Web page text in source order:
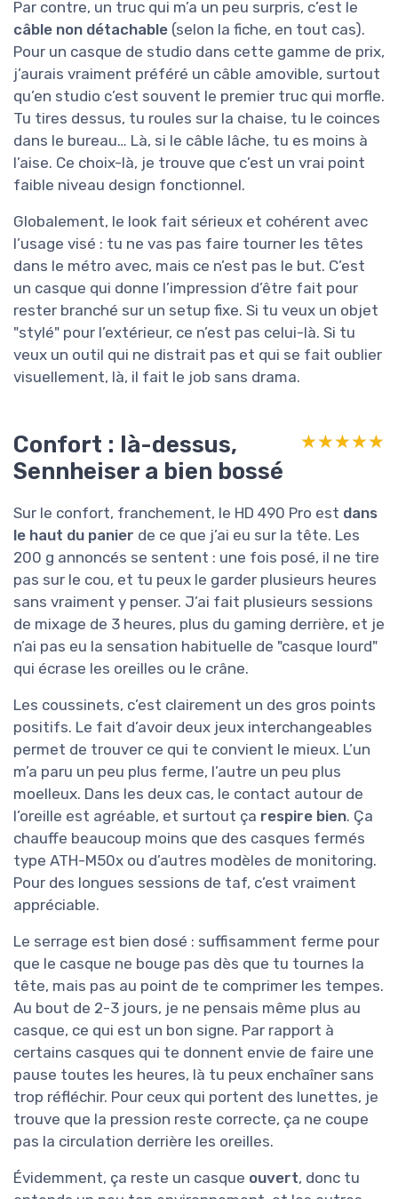
Par contre, un truc qui m’a un peu surpris, c’est le
câble non détachable (selon la fiche, en tout cas).
Pour un casque de studio dans cette gamme de prix,
j’aurais vraiment préféré un câble amovible, surtout
qu’en studio c’est souvent le premier truc qui morfle.
Tu tires dessus, tu roules sur la chaise, tu le coinces
dans le bureau… Là, si le câble lâche, tu es moins à
l’aise. Ce choix-là, je trouve que c’est un vrai point
faible niveau design fonctionnel.
Globalement, le look fait sérieux et cohérent avec
l’usage visé : tu ne vas pas faire tourner les têtes
dans le métro avec, mais ce n’est pas le but. C’est
un casque qui donne l’impression d’être fait pour
rester branché sur un setup fixe. Si tu veux un objet
"stylé" pour l’extérieur, ce n’est pas celui-là. Si tu
veux un outil qui ne distrait pas et qui se fait oublier
visuellement, là, il fait le job sans drama.
Confort : là-dessus,
Sennheiser a bien bossé
★★★★★
★★★★★
Sur le confort, franchement, le HD 490 Pro est dans
le haut du panier de ce que j’ai eu sur la tête. Les
200 g annoncés se sentent : une fois posé, il ne tire
pas sur le cou, et tu peux le garder plusieurs heures
sans vraiment y penser. J’ai fait plusieurs sessions
de mixage de 3 heures, plus du gaming derrière, et je
n’ai pas eu la sensation habituelle de "casque lourd"
qui écrase les oreilles ou le crâne.
Les coussinets, c’est clairement un des gros points
positifs. Le fait d’avoir deux jeux interchangeables
permet de trouver ce qui te convient le mieux. L’un
m’a paru un peu plus ferme, l’autre un peu plus
moelleux. Dans les deux cas, le contact autour de
l’oreille est agréable, et surtout ça respire bien. Ça
chauffe beaucoup moins que des casques fermés
type ATH-M50x ou d’autres modèles de monitoring.
Pour des longues sessions de taf, c’est vraiment
appréciable.
Le serrage est bien dosé : suffisamment ferme pour
que le casque ne bouge pas dès que tu tournes la
tête, mais pas au point de te comprimer les tempes.
Au bout de 2-3 jours, je ne pensais même plus au
casque, ce qui est un bon signe. Par rapport à
certains casques qui te donnent envie de faire une
pause toutes les heures, là tu peux enchaîner sans
trop réfléchir. Pour ceux qui portent des lunettes, je
trouve que la pression reste correcte, ça ne coupe
pas la circulation derrière les oreilles.
Évidemment, ça reste un casque ouvert, donc tu